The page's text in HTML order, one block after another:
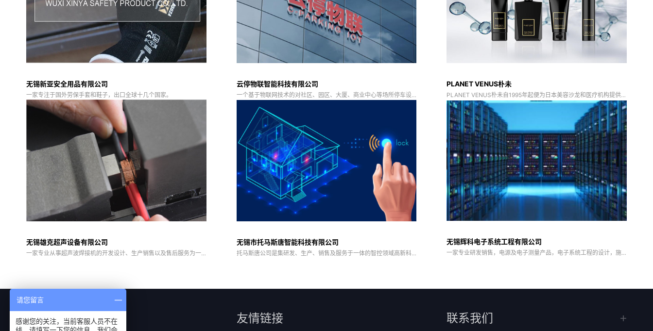
无锡新亚安全用品有限公司
一家专注于国外劳保手套和鞋子，出口全球十几个国家。
云停物联智能科技有限公司
一个基于物联网技术的对社区、园区、大厦、商业中心等场所停车设
PLANET VENUS朴未
PLANET VENUS朴未自1995年起便为日本美容沙龙和医疗机构提供
医疗美容器械生产研发及产品维护。
无锡雄克超声设备有限公司
一家专业从事超声波焊接机的开发设计、生产销售以及售后服务为一
无锡市托马斯唐智能科技有限公司
托马斯唐公司是集研发、生产、销售及服务于一体的智控领域高新科
无锡辉科电子系统工程有限公司
一家专业研发销售，电源及电子测量产品，电子系统工程的设计，施
友情链接 联系我们
请您留言
感谢您的关注，当前客服人员不在